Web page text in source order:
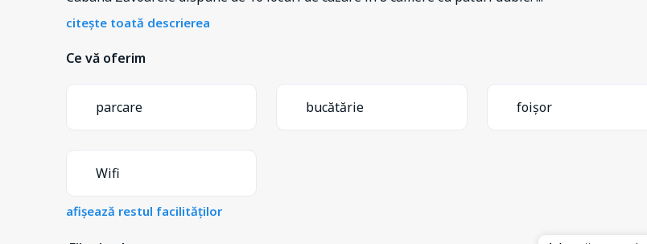
citește toată descrierea
Ce vă oferim
parcare bucătărie foișor
Wifi
afișează restul facilităților